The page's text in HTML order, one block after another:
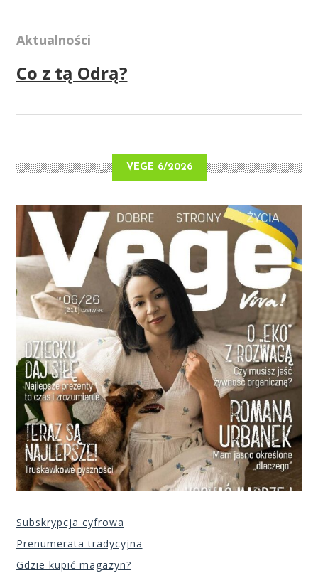
Aktualności
Co z tą Odrą?
VEGE 6/2026
Subskrypcja cyfrowa
Prenumerata tradycyjna
Gdzie kupić magazyn?